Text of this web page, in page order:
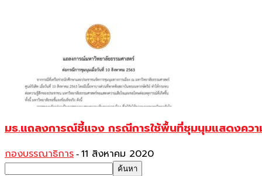
มธ.แถลงการณ์ชี้แจง กรณีการใช้พื้นที่ชุมนุมแสดงควา
กองบรรณาธิการ - 11 สิงหาคม 2020